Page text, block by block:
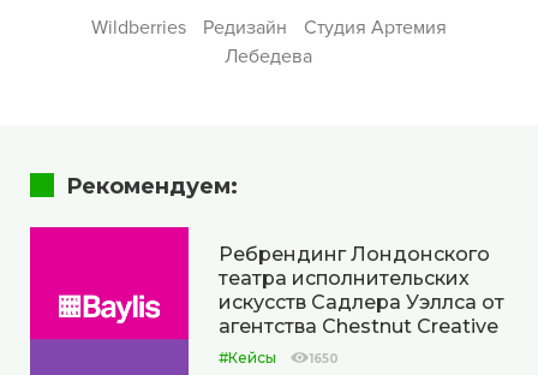
Wildberries Редизайн
Студия Артемия
Лебедева
Рекомендуем:
Ребрендинг Лондонского
театра исполнительских
искусств Садлера Уэллса от
агентства Chestnut Creative
#Кейсы 1650